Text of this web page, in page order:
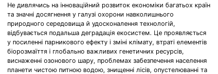
Не дивлячись на інноваційний розвиток економіки багатьох країн
та значні досягнення у галузі охорони навколишнього
природного середовища й удосконалення технологій,
відбувається подальша деградація екосистем. Це проявляється
у посиленні парникового ефекту і зміні клімату, втраті елементів
біорозмаїття і глобально важливих генетичних ресурсів,
виснаженні озонового шару, проблемах забезпечення населення
планети чистою питною водою, знищенні лісів, опустелюванні та